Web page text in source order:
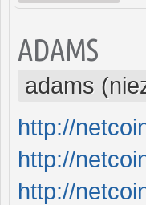
ADAMS
adams
http://
http://
http://